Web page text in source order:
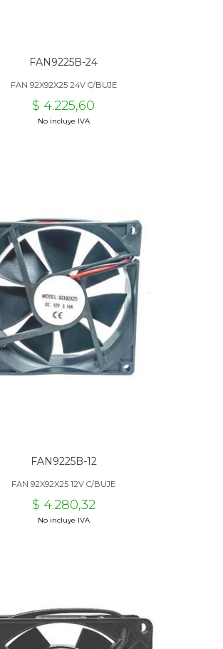
FAN9225B-24
FAN 92X92X25 24V C/BUJE
$ 4.225,60
No incluye IVA
FAN9225B-12
FAN 92X92X25 12V C/BUJE
$ 4.280,32
No incluye IVA